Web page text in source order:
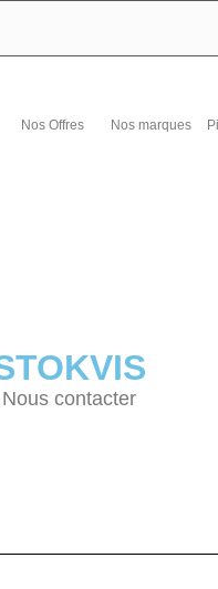
Nos Offres Nos marques
Nous contacter